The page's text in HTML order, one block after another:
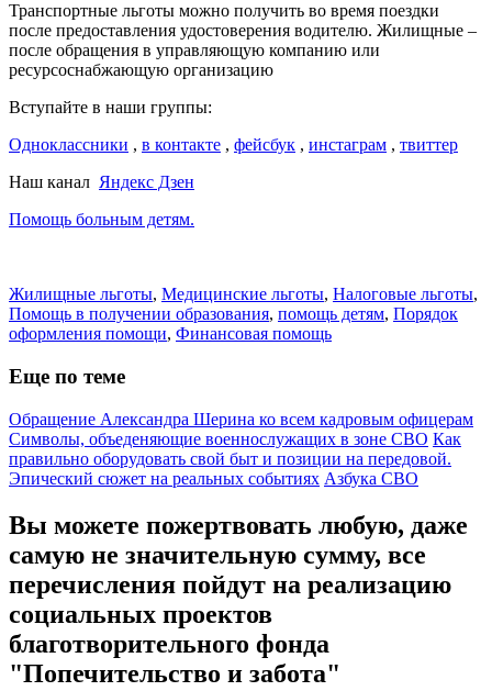
Транспортные льготы можно получить во время поездки
после предоставления удостоверения водителю. Жилищные –
после обращения в управляющую компанию или
ресурсоснабжающую организацию
Вступайте в наши группы:
Одноклассники , в контакте , фейсбук , инстаграм , твиттер
Наш канал Яндекс Дзен
Помощь больным детям.
Жилищные льготы, Медицинские льготы, Налоговые льготы,
Помощь в получении образования, помощь детям, Порядок
оформления помощи, Финансовая помощь
Еще по теме
Обращение Александра Шерина ко всем кадровым офицерам
Символы, объеденяющие военнослужащих в зоне СВО Как
правильно оборудовать свой быт и позиции на передовой.
Эпический сюжет на реальных событиях Азбука СВО
Вы можете пожертвовать любую, даже
самую не значительную сумму, все
перечисления пойдут на реализацию
социальных проектов
благотворительного фонда
"Попечительство и забота"